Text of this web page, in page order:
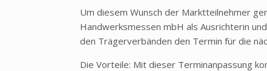
Um diesem Wunsch der Marktteilnehmer
Handwerksmessen mbH als Ausrichterin
den Trägerverbänden den Termin für die
Die Vorteile: Mit dieser Terminanpassung